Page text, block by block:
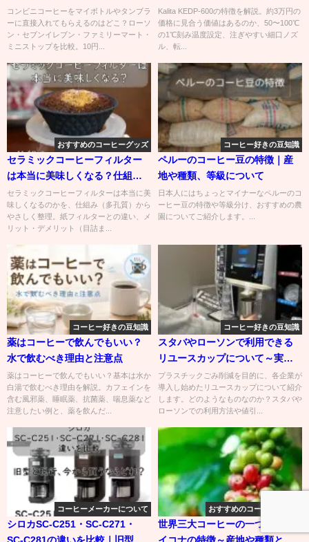
応店と割引を比較
コンビニコーヒーをマイボトルやタンブラ
ーに直接入れてもらえるのはどこ？ローソ
ン・セブンイレブン・ファミリーマート・
ミニストップを比較。10円...
価値と注意点
Kalita KEDP-600の特徴を解説。約3万円の
価格に見合う価値はあるのか、50〜100℃
の1℃刻み温度設定、注ぎやすい細口ノズ
ル、転...
おすすめのコーヒーグッズ
セラミックコーヒーフィルター
は本当に美味しくなる？仕組
み・デメリット・選び方と失敗
しない手入れ
セラミックコーヒーフィルターは本当に美
味しくなるのかを、仕組み（多孔質）から
やさしく整理。紙フィルターとの違い、メ
リット・デメリット（目詰ま...
コーヒー好きの豆知識
ペルーのコーヒー豆の特徴｜産
地や種類、等級について
日本人にはちょっとマイナーなペルーのコ
ーヒー豆の特徴や等級分け、おすすめの農
園についてご紹介します。...
コーヒー好きの豆知識
薬はコーヒーで飲んでもいい？
水で飲むべき理由と注意点
薬はコーヒーで飲んでもいい？基本は水か
白湯で飲むべき理由を解説。カフェインを
含む風邪薬、睡眠薬、抗菌薬、喘息薬など
注意したい例と、薬を飲んだ...
コーヒー好きの豆知識
スタバやローソンで利用できる
リユースカップについて～実施
店舗や利用方法
プラスチックごみ削減を目的に、各企業が
導入し始めたリユースカップについて紹介
します。どのようなものなのか？スタバや
ローソンでの利用方法や値引...
コーヒーメーカーについて
シロカSC-C251・SC-C271・
SC-C281の違いを比較｜旧型と
おすすめのコーヒーグッズ
世界三大コーヒーの一つのハワ
イコナの特徴～産地や種類と等